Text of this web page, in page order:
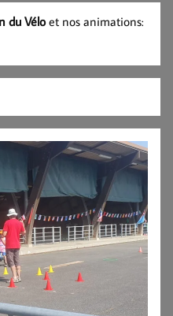
du Véloet nos animations: